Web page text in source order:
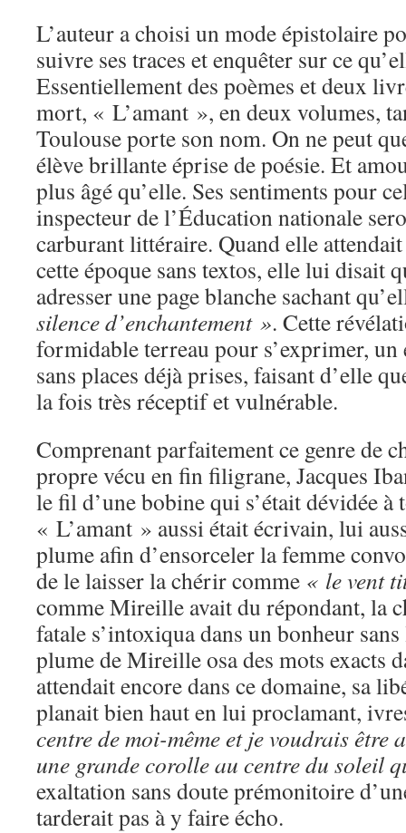
L’auteur a choisi un mode épistolaire
suivre ses traces et enquêter sur ce
Essentiellement des poèmes et deux
mort, « L’amant », en deux volumes,
Toulouse porte son nom. On ne peut
élève brillante éprise de poésie. Et
plus âgé qu’elle. Ses sentiments pour
inspecteur de l’Éducation nationale
carburant littéraire. Quand elle attendait
cette époque sans textos, elle lui disait
adresser une page blanche sachant
silence d’enchantement ». Cette
formidable terreau pour s’exprimer, un
sans places déjà prises, faisant d’elle
la fois très réceptif et vulnérable.
Comprenant parfaitement ce genre de
propre vécu en fin filigrane, Jacques
le fil d’une bobine qui s’était dévidée à
« L’amant » aussi était écrivain, lui
plume afin d’ensorceler la femme
de le laisser la chérir comme « le vent
comme Mireille avait du répondant, la
fatale s’intoxiqua dans un bonheur
plume de Mireille osa des mots exacts
attendait encore dans ce domaine, sa
planait bien haut en lui proclamant,
centre de moi-même et je voudrais être
une grande corolle au centre du soleil
exaltation sans doute prémonitoire
tarderait pas à y faire écho.